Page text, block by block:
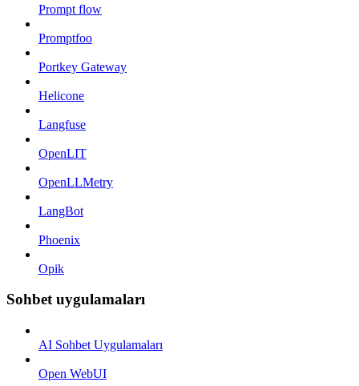
Prompt flow
Promptfoo
Portkey Gateway
Helicone
Langfuse
OpenLIT
OpenLLMetry
LangBot
Phoenix
Opik
Sohbet uygulamaları
AI Sohbet Uygulamaları
Open WebUI